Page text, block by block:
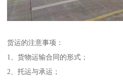
货运的注意事项：
1、货物运输合同的形式；
2、托运与承运；